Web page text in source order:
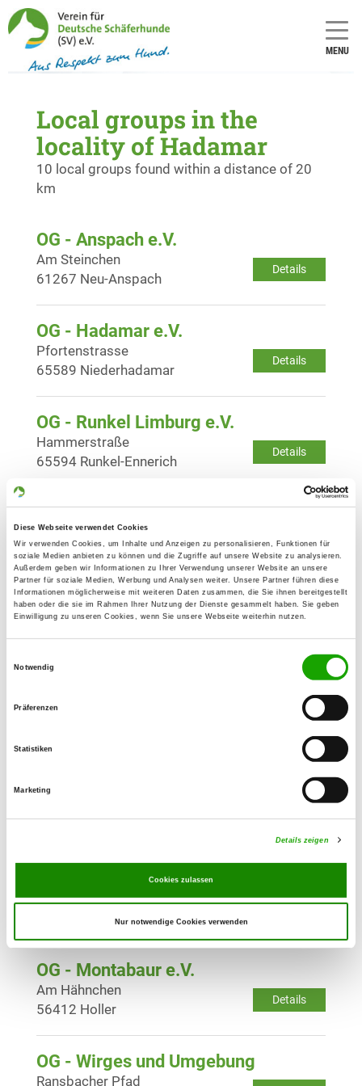
Diese Webseite verwendet Cookies
Wir verwenden Cookies, um Inhalte und Anzeigen zu personalisieren, Funktionen für
soziale Medien anbieten zu können und die Zugriffe auf unsere Website zu analysieren.
Außerdem geben wir Informationen zu Ihrer Verwendung unserer Website an unsere
Partner für soziale Medien, Werbung und Analysen weiter. Unsere Partner führen diese
Informationen möglicherweise mit weiteren Daten zusammen, die Sie ihnen bereitgestellt
haben oder die sie im Rahmen Ihrer Nutzung der Dienste gesammelt haben. Sie geben
Einwilligung zu unseren Cookies, wenn Sie unsere Webseite weiterhin nutzen.
Notwendig
Präferenzen
Statistiken
Marketing
Details zeigen
Cookies zulassen
Nur notwendige Cookies verwenden
MENU
Local groups in the
locality of Hadamar
10 local groups found within a distance of 20
km
OG - Anspach e.V.
Details
Am Steinchen
61267 Neu-Anspach
OG - Hadamar e.V.
Details
Pfortenstrasse
65589 Niederhadamar
OG - Runkel Limburg e.V.
Details
Hammerstraße
65594 Runkel-Ennerich
OG - Weilburg/Lahn
Details
Am Windhof
35781 Weilburg
OG - Diez und Umgebung e.V.
In der Au
65582 Diez
Sälzerstraße L300
OG - Hundsangen e.V.
Details
Details
Im Tanneck 1
56459 Kaden
OG - Montabaur e.V.
Details
Am Hähnchen
56412 Holler
OG - Wirges und Umgebung
Ransbacher Pfad